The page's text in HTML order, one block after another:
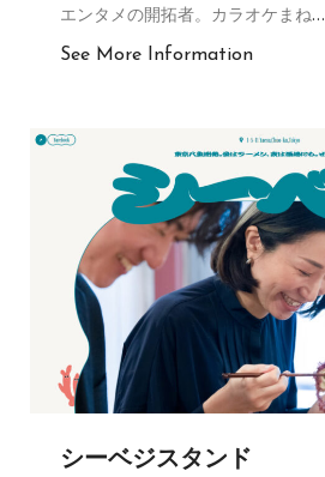
エンタメの開拓者。カラオケまね…
See More Information
シーベジスタンド